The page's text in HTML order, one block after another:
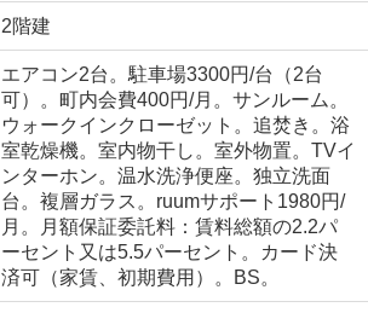
2階建
エアコン2台。駐車場3300円/台（2台
可）。町内会費400円/月。サンルーム。
ウォークインクローゼット。追焚き。浴
室乾燥機。室内物干し。室外物置。TVイ
ンターホン。温水洗浄便座。独立洗面
台。複層ガラス。ruumサポート1980円/
月。月額保証委託料：賃料総額の2.2パ
ーセント又は5.5パーセント。カード決
済可（家賃、初期費用）。BS。